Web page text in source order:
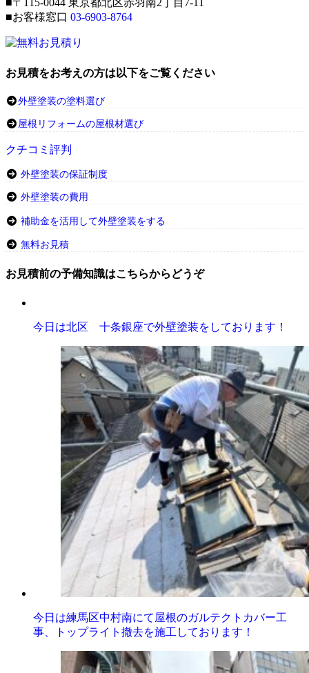
■〒115-0044 東京都北区赤羽南2丁目7-11
■お客様窓口 03-6903-8764
お見積をお考えの方は以下をご覧ください
外壁塗装の塗料選び
屋根リフォームの屋根材選び
クチコミ評判
外壁塗装の保証制度
外壁塗装の費用
補助金を活用して外壁塗装をする
無料お見積
お見積前の予備知識はこちらからどうぞ
今日は北区 十条銀座で外壁塗装をしております！
今日は練馬区中村南にて屋根のガルテクトカバー工
事、トップライト撤去を施工しております！